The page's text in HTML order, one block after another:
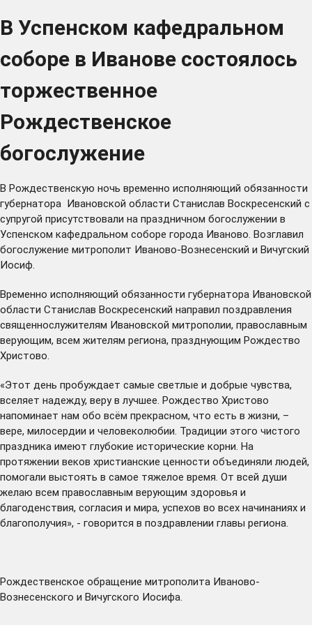
В Успенском кафедральном
соборе в Иванове состоялось
торжественное
Рождественское
богослужение
В Рождественскую ночь временно исполняющий обязанности
губернатора Ивановской области Станислав Воскресенский с
супругой присутствовали на праздничном богослужении в
Успенском кафедральном соборе города Иваново. Возглавил
богослужение митрополит Иваново-Вознесенский и Вичугский
Иосиф.
Временно исполняющий обязанности губернатора Ивановской
области Станислав Воскресенский направил поздравления
священнослужителям Ивановской митрополии, православным
верующим, всем жителям региона, празднующим Рождество
Христово.
«Этот день пробуждает самые светлые и добрые чувства,
вселяет надежду, веру в лучшее. Рождество Христово
напоминает нам обо всём прекрасном, что есть в жизни, –
вере, милосердии и человеколюбии. Традиции этого чистого
праздника имеют глубокие исторические корни. На
протяжении веков христианские ценности объединяли людей,
помогали выстоять в самое тяжелое время. От всей души
желаю всем православным верующим здоровья и
благоденствия, согласия и мира, успехов во всех начинаниях и
благополучия», - говорится в поздравлении главы региона.
Рождественское обращение митрополита Иваново-
Вознесенского и Вичугского Иосифа.